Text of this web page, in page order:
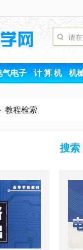
气电子 计 算 机 机
教程检索
搜索